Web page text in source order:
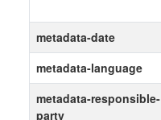
metadata-date
metadata-language
metadata-responsible-
party